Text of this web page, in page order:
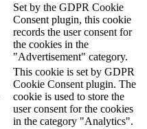
Set by the GDPR Cookie
Consent plugin, this cookie
records the user consent for
the cookies in the
"Advertisement" category.
This cookie is set by GDPR
Cookie Consent plugin. The
cookie is used to store the
user consent for the cookies
in the category "Analytics".